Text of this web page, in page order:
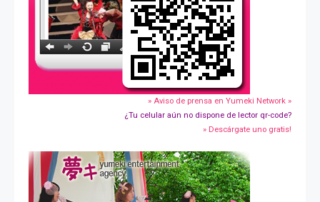
» Aviso de prensa en Yumeki Network »
¿Tu celular aún no dispone de lector qr-code?
» Descárgate uno gratis!